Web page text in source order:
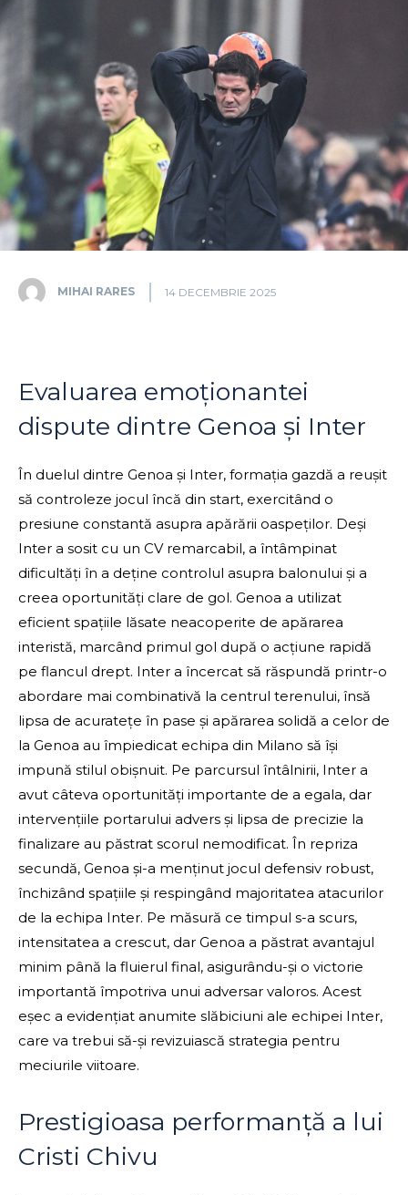
MIHAI RARES 14 DECEMBRIE 2025
Evaluarea emoționantei
dispute dintre Genoa și Inter
În duelul dintre Genoa și Inter, formația gazdă a reușit
să controleze jocul încă din start, exercitând o
presiune constantă asupra apărării oaspeților. Deși
Inter a sosit cu un CV remarcabil, a întâmpinat
dificultăți în a deține controlul asupra balonului și a
creea oportunități clare de gol. Genoa a utilizat
eficient spațiile lăsate neacoperite de apărarea
interistă, marcând primul gol după o acțiune rapidă
pe flancul drept. Inter a încercat să răspundă printr-o
abordare mai combinativă la centrul terenului, însă
lipsa de acuratețe în pase și apărarea solidă a celor de
la Genoa au împiedicat echipa din Milano să își
impună stilul obișnuit. Pe parcursul întâlnirii, Inter a
avut câteva oportunități importante de a egala, dar
intervențiile portarului advers și lipsa de precizie la
finalizare au păstrat scorul nemodificat. În repriza
secundă, Genoa și-a menținut jocul defensiv robust,
închizând spațiile și respingând majoritatea atacurilor
de la echipa Inter. Pe măsură ce timpul s-a scurs,
intensitatea a crescut, dar Genoa a păstrat avantajul
minim până la fluierul final, asigurându-și o victorie
importantă împotriva unui adversar valoros. Acest
eșec a evidențiat anumite slăbiciuni ale echipei Inter,
care va trebui să-și revizuiască strategia pentru
meciurile viitoare.
Prestigioasa performanță a lui
Cristi Chivu